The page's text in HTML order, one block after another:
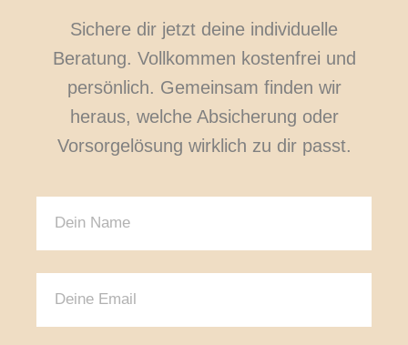
Sichere dir jetzt deine individuelle
Beratung. Vollkommen kostenfrei und
persönlich. Gemeinsam finden wir
heraus, welche Absicherung oder
Vorsorgelösung wirklich zu dir passt.